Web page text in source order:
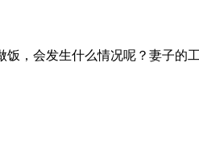
，会发生什么情况呢？妻子的